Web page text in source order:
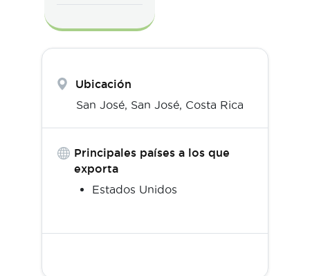
Ubicación
San José, San José, Costa Rica
Principales países a los que
exporta
Estados Unidos